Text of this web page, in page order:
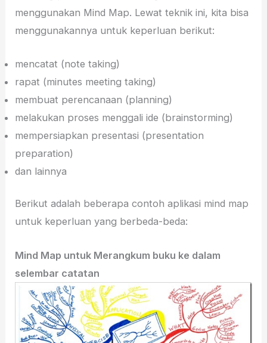
menggunakan Mind Map. Lewat teknik ini, kita bisa
menggunakannya untuk keperluan berikut:
mencatat (note taking)
rapat (minutes meeting taking)
membuat perencanaan (planning)
melakukan proses menggali ide (brainstorming)
mempersiapkan presentasi (presentation
preparation)
dan lainnya
Berikut adalah beberapa contoh aplikasi mind map
untuk keperluan yang berbeda-beda:
Mind Map untuk Merangkum buku ke dalam
selembar catatan